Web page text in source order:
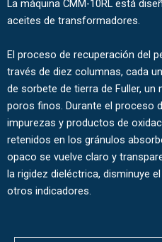
La máquina CMM-10RL está
aceites de transformadores.
El proceso de recuperación del
través de diez columnas, cada
de sorbete de tierra de Fuller,
poros finos. Durante el proceso
impurezas y productos de
retenidos en los gránulos
opaco se vuelve claro y
la rigidez dieléctrica, disminuye
otros indicadores.